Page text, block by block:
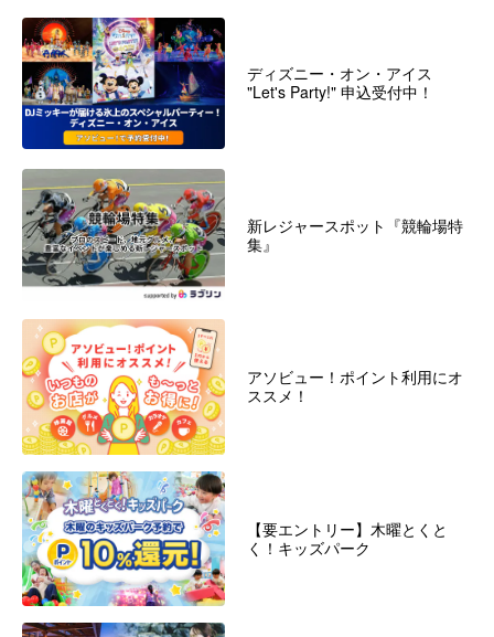
ディズニー・オン・アイス
"Let's Party!" 申込受付中！
新レジャースポット『競輪場特
集』
アソビュー！ポイント利用にオ
ススメ！
【要エントリー】木曜とくと
く！キッズパーク